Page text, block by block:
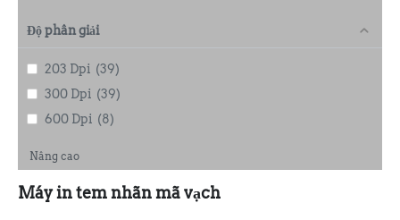
Độ phân giải
203 Dpi (39)
300 Dpi (39)
600 Dpi (8)
Nâng cao
Máy in tem nhãn mã vạch